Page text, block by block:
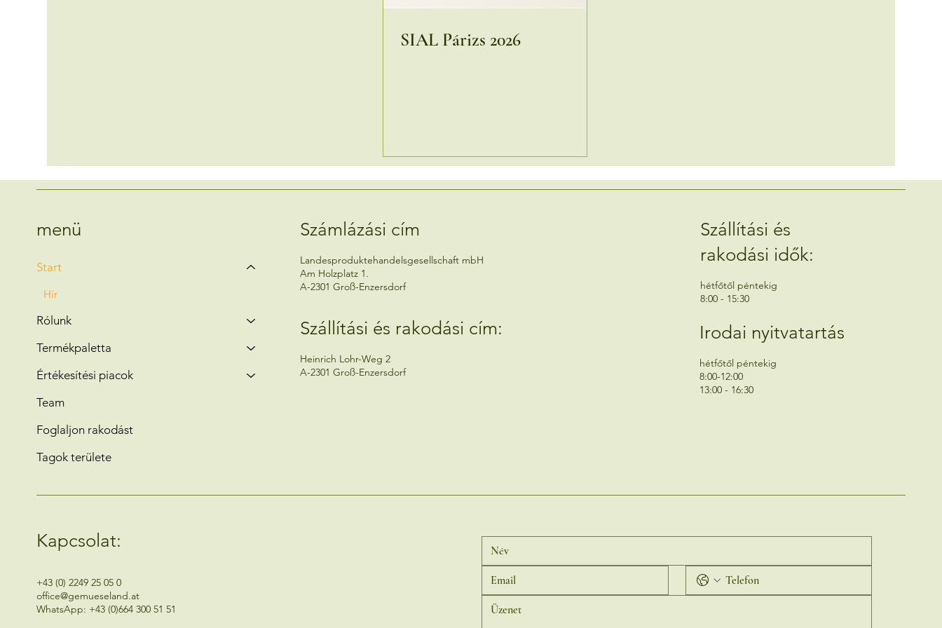
SIAL Párizs 2026
menü
Start
Hír
Rólunk
Termékpaletta
Értékesítési piacok
Team
Foglaljon rakodást
Tagok területe
Számlázási cím
Landesproduktehandelsgesellschaft mbH
Am Holzplatz 1.
A-2301 Groß-Enzersdorf
Szállítási és rakodási cím:
Heinrich Lohr-Weg 2
A-2301 Groß-Enzersdorf
Szállítási és
rakodási idők:
hétfőtől péntekig
8:00 - 15:30
Irodai nyitvatartás
hétfőtől péntekig
8:00-12:00
13:00 - 16:30
Kapcsolat:
+43 (0) 2249 25 05 0
office@gemueseland.at
WhatsApp: +43 (0)664 300 51 51